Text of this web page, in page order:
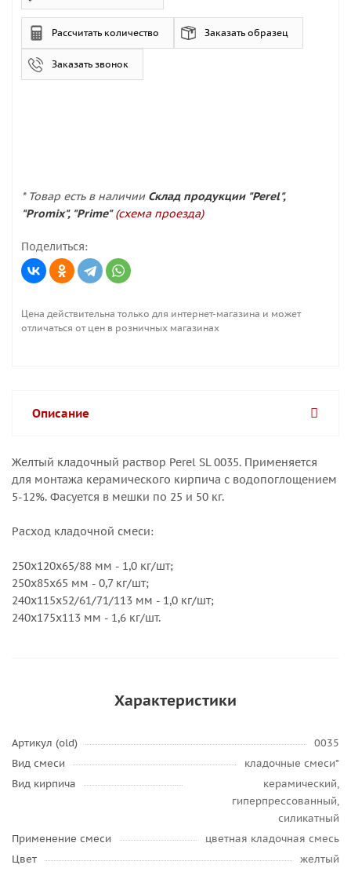
Рассчитать количество Заказать образец
Заказать звонок
* Товар есть в наличии Склад продукции "Perel",
"Promix", "Prime" (схема проезда)
Поделиться:
Цена действительна только для интернет-магазина и может
отличаться от цен в розничных магазинах
Описание
Желтый кладочный раствор Perel SL 0035. Применяется
для монтажа керамического кирпича с водопоглощением
5-12%. Фасуется в мешки по 25 и 50 кг.
Расход кладочной смеси:
250х120х65/88 мм - 1,0 кг/шт;
250х85х65 мм - 0,7 кг/шт;
240х115х52/61/71/113 мм - 1,0 кг/шт;
240х175х113 мм - 1,6 кг/шт.
Характеристики
Артикул (old)
0035
Вид смеси
кладочные смеси*
Вид кирпича
керамический,
гиперпрессованный,
силикатный
Применение смеси
цветная кладочная смесь
Цвет
желтый